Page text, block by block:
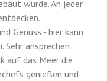
wurde. An jeder
Genuss - hier kann
Sehr ansprechen
auf das Meer die
genießen und